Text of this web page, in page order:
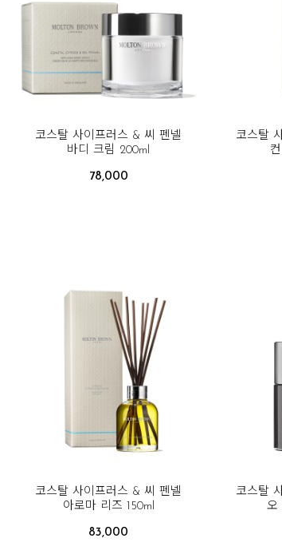
코스탈 사이프러스 & 씨 펜넬
바디 크림 200ml
78,000
코스탈
코스탈 사이프러스 & 씨 펜넬
아로마 리즈 150ml
83,000
코스탈
오